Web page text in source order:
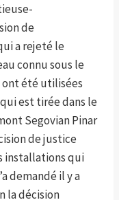
de
a rejeté le
connu sous le
ont été utilisées
est tirée dans le
Segovian Pinar
de justice
installations qui
demandé il y a
la décision